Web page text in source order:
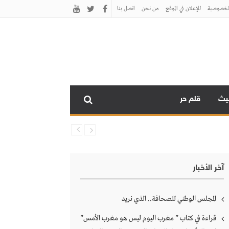
للإعلان في الموقع من نحن اتصل بنـا
قلم حر
آخر الأخبار
المجلس الوطني للصحافة.. الذي نريد
قراءة في كتاب ” مغرب اليوم ليس هو مغرب الأمس”